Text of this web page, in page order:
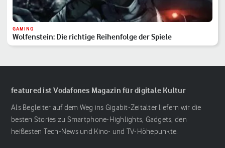
GAMING
Wolfenstein: Die richtige Reihenfolge der Spiele
featured ist Vodafones Magazin für digitale Kultur
Als Begleiter auf dem Weg ins Gigabit-Zeitalter liefern wir die
besten Stories zu Smartphone-Highlights, Gadgets, den
heißesten Tech-News und Kino- und TV-Höhepunkte.